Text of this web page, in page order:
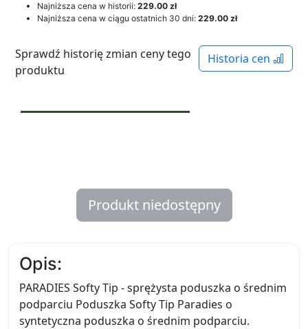
Najniższa cena w historii: 229.00 zł
Najniższa cena w ciągu ostatnich 30 dni: 229.00 zł
Historia cen
Sprawdź historię zmian ceny tego
produktu
Produkt niedostępny
Opis:
PARADIES Softy Tip - sprężysta poduszka o średnim
podparciu Poduszka Softy Tip Paradies o
syntetyczna poduszka o średnim podparciu.